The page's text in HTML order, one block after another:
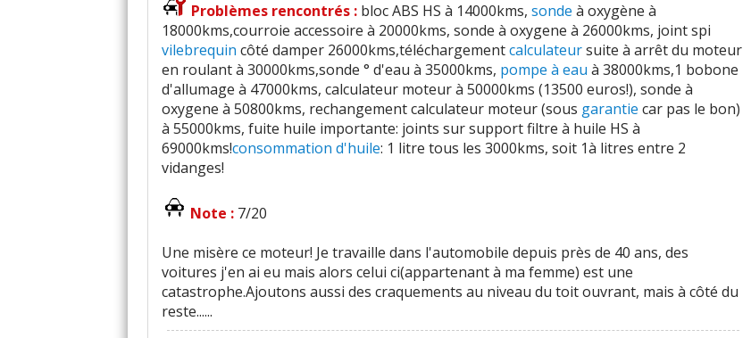
Problèmes rencontrés : bloc ABS HS à 14000kms, sonde à oxygène à
18000kms,courroie accessoire à 20000kms, sonde à oxygene à 26000kms, joint spi
vilebrequin côté damper 26000kms,téléchargementcalculateursuite à arrêt du moteur
en roulant à 30000kms,sonde ° d'eau à 35000kms, pompe à eau à 38000kms,1 bobone
d'allumage à 47000kms, calculateur moteur à 50000kms (13500 euros!), sonde à
oxygene à 50800kms, rechangement calculateur moteur (sous garantie car pas le bon)
à 55000kms, fuite huile importante: joints sur support filtre à huile HS à
69000kms!consommation d'huile: 1 litre tous les 3000kms, soit 1à litres entre 2
vidanges!
Note : 7/20
Une misère ce moteur! Je travaille dans l'automobile depuis près de 40 ans, des
voitures j'en ai eu mais alors celui ci(appartenant à ma femme) est une
catastrophe.Ajoutons aussi des craquements au niveau du toit ouvrant, mais à côté du
reste......